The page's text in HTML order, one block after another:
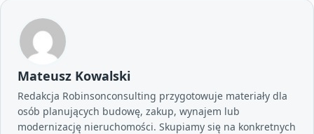
Mateusz Kowalski
Redakcja Robinsonconsulting przygotowuje materiały dla
osób planujących budowę, zakup, wynajem lub
modernizację nieruchomości. Skupiamy się na konkretnych